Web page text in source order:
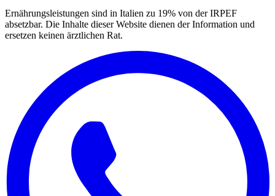
Ernährungsleistungen sind in Italien zu 19% von der IRPEF
absetzbar. Die Inhalte dieser Website dienen der Information und
ersetzen keinen ärztlichen Rat.